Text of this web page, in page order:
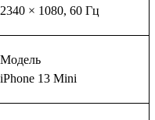
2340 × 1080, 60 Гц
Модель
iPhone 13 Mini